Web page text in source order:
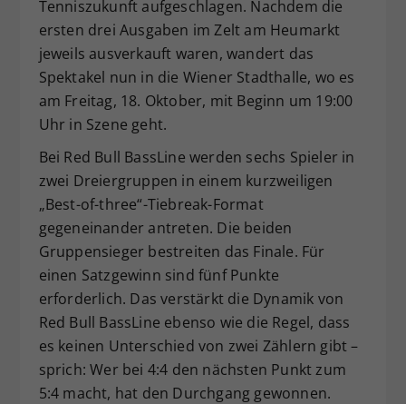
Tenniszukunft aufgeschlagen. Nachdem die
ersten drei Ausgaben im Zelt am Heumarkt
jeweils ausverkauft waren, wandert das
Spektakel nun in die Wiener Stadthalle, wo es
am Freitag, 18. Oktober, mit Beginn um 19:00
Uhr in Szene geht.
Bei Red Bull BassLine werden sechs Spieler in
zwei Dreiergruppen in einem kurzweiligen
„Best-of-three“-Tiebreak-Format
gegeneinander antreten. Die beiden
Gruppensieger bestreiten das Finale. Für
einen Satzgewinn sind fünf Punkte
erforderlich. Das verstärkt die Dynamik von
Red Bull BassLine ebenso wie die Regel, dass
es keinen Unterschied von zwei Zählern gibt –
sprich: Wer bei 4:4 den nächsten Punkt zum
5:4 macht, hat den Durchgang gewonnen.